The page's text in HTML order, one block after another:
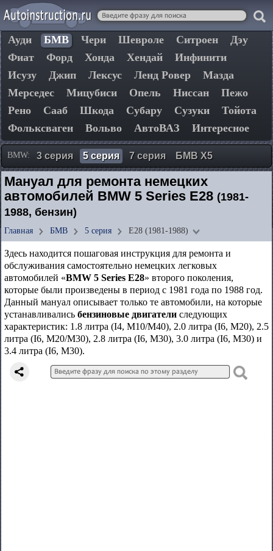
Ауди БМВ Чери Шевроле Ситроен
Дэу
Фиат
Форд Хонда Хендай
Инфинити
Исузу
Джип Лексус Ленд Ровер
Мазда
Мерседес
Мицубиси Опель Ниссан
Пежо
Рено
Сааб Шкода Субару Сузуки
Тойота
Фольксваген
Вольво АвтоВАЗ Интересное
BMW: 3 серия 5 серия 7 серия БМВ Х5
Мануал для ремонта немецких
автомобилей BMW 5 Series E28 (1981-
1988, бензин)
Главная БМВ 5 серия E28 (1981-1988)
Здесь находится пошаговая инструкция для ремонта и
обслуживания самостоятельно немецких легковых
автомобилей «BMW 5 Series E28» второго поколения,
которые были произведены в период с 1981 года по 1988 год.
Данный мануал описывает только те автомобили, на которые
устанавливались бензиновые двигатели следующих
характеристик: 1.8 литра (I4, M10/M40), 2.0 литра (I6, M20), 2.5
литра (I6, M20/M30), 2.8 литра (I6, M30), 3.0 литра (I6, M30) и
3.4 литра (I6, M30).